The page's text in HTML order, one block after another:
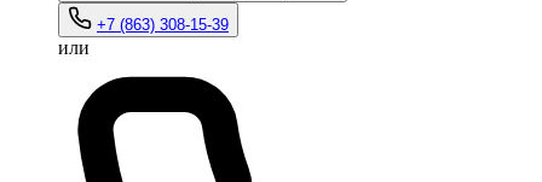
+7 (863) 308-15-39
или